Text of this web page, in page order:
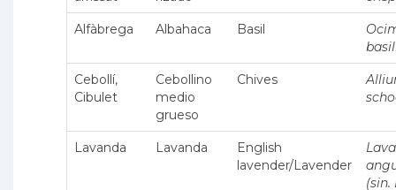
Alfàbrega Albahaca Basil
Cebollí,
Cibulet
Cebollino
medio
grueso
Chives
Lavanda Lavanda
English
lavender/Lavender
(sin.